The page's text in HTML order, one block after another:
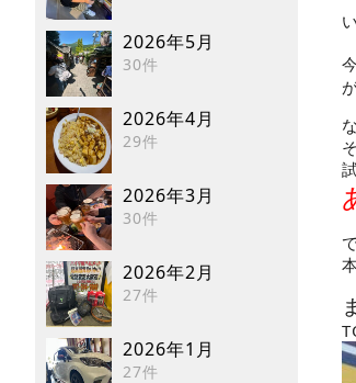
2026年5月
30件
2026年4月
29件
2026年3月
30件
2026年2月
27件
2026年1月
27件